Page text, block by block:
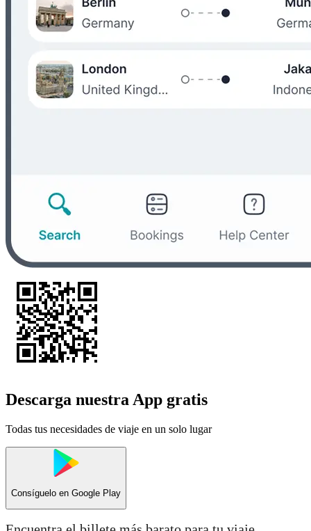
Descarga nuestra App gratis
Todas tus necesidades de viaje en un solo lugar
Consíguelo en Google Play